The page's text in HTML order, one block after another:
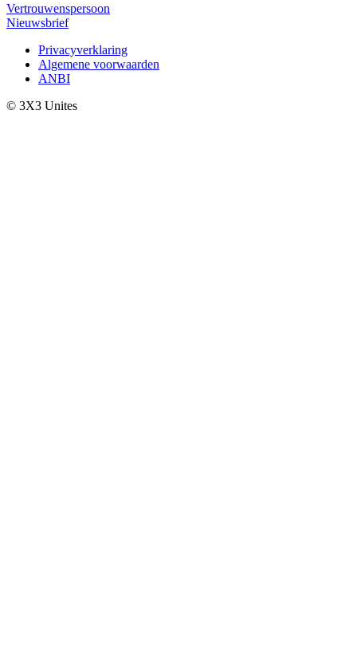
Vertrouwenspersoon
Nieuwsbrief
Privacyverklaring
Algemene voorwaarden
ANBI
© 3X3 Unites